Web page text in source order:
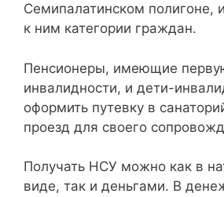
Семипалатинском полигоне,
к ним категории граждан.
Пенсионеры, имеющие
инвалидности, и дети-
оформить путевку в
проезд для своего
Получать НСУ можно как в
виде, так и деньгами. В